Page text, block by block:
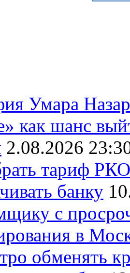
Умара
как шанс
2.08.2026
тариф
банку
с
в
обменять